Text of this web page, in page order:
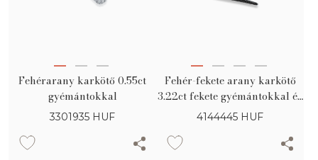
Fehérarany karkötő 0.55ct
gyémántokkal
3301935 HUF
Fehér-fekete arany karkötő
3.22ct fekete gyémántokkal és
0.03ct rubinokkal
4144445 HUF